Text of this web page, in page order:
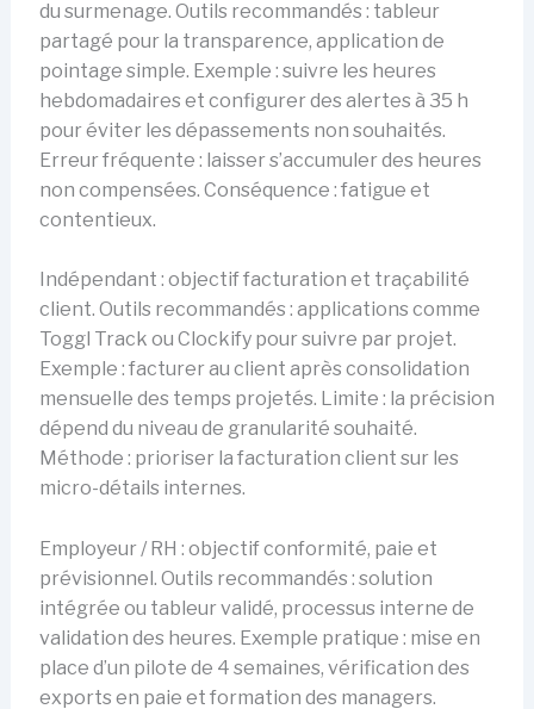
du surmenage. Outils recommandés : tableur
partagé pour la transparence, application de
pointage simple. Exemple : suivre les heures
hebdomadaires et configurer des alertes à 35 h
pour éviter les dépassements non souhaités.
Erreur fréquente : laisser s’accumuler des heures
non compensées. Conséquence : fatigue et
contentieux.
Indépendant : objectif facturation et traçabilité
client. Outils recommandés : applications comme
Toggl Track ou Clockify pour suivre par projet.
Exemple : facturer au client après consolidation
mensuelle des temps projetés. Limite : la précision
dépend du niveau de granularité souhaité.
Méthode : prioriser la facturation client sur les
micro-détails internes.
Employeur / RH : objectif conformité, paie et
prévisionnel. Outils recommandés : solution
intégrée ou tableur validé, processus interne de
validation des heures. Exemple pratique : mise en
place d’un pilote de 4 semaines, vérification des
exports en paie et formation des managers.